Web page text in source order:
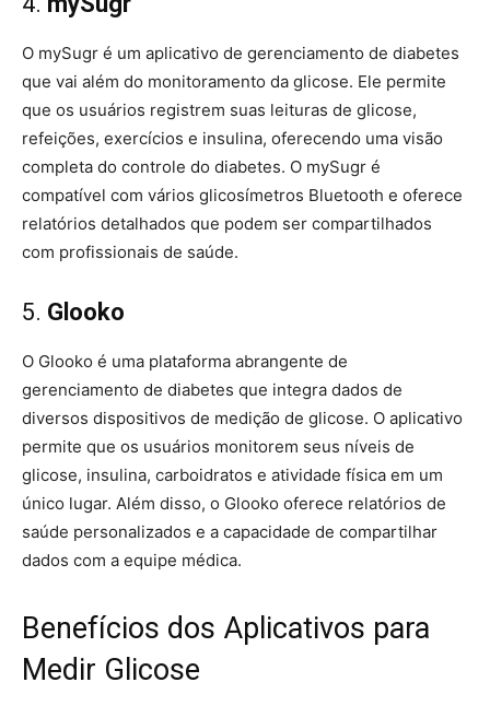
O mySugr é um aplicativo de gerenciamento de diabetes
que vai além do monitoramento da glicose. Ele permite
que os usuários registrem suas leituras de glicose,
refeições, exercícios e insulina, oferecendo uma visão
completa do controle do diabetes. O mySugr é
compatível com vários glicosímetros Bluetooth e oferece
relatórios detalhados que podem ser compartilhados
com profissionais de saúde.
5. Glooko
O Glooko é uma plataforma abrangente de
gerenciamento de diabetes que integra dados de
diversos dispositivos de medição de glicose. O aplicativo
permite que os usuários monitorem seus níveis de
glicose, insulina, carboidratos e atividade física em um
único lugar. Além disso, o Glooko oferece relatórios de
saúde personalizados e a capacidade de compartilhar
dados com a equipe médica.
Benefícios dos Aplicativos para
Medir Glicose